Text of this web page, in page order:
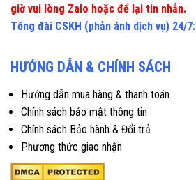
giờ vui lòng Zalo hoặc để lại tin nhắn.
Tổng đài CSKH (phản ánh dịch vụ) 24/7:
HƯỚNG DẪN & CHÍNH SÁCH
Hướng dẫn mua hàng & thanh toán
Chính sách bảo mật thông tin
Chính sách Bảo hành & Đổi trả
Phương thức giao nhận